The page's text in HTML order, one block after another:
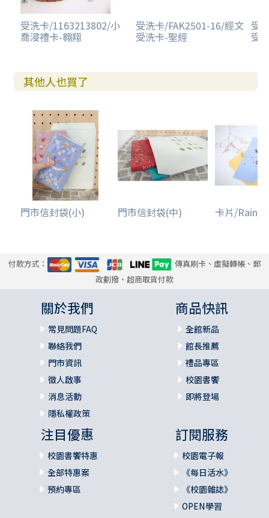
受洗卡/1163213802/小
喬浸禮卡-翱翔
受洗卡/FAK2501-16/經文
受洗卡-聖經
受
受
其他人也買了
門市信封袋(小) 門市信封袋(中) 卡片/
付款方式：
傳真刷卡、虛擬轉帳、郵
政劃撥、超商取貨付款
關於我們
常見問題FAQ
聯絡我們
門市資訊
徵人啟事
消息活動
隱私權政策
商品快訊
全館新品
館長推薦
禮品專區
校園書饗
即將登場
注目優惠
校園書饗特惠
全部特惠案
預約專區
訂閱服務
校園電子報
《每日活水》
《校園雜誌》
OPEN學習